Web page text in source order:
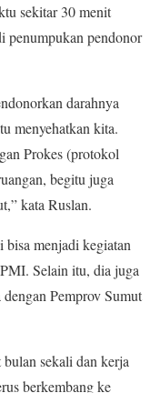
sekitar 30 menit
penumpukan pendonor
darahnya
menyehatkan kita.
Prokes (protokol
begitu juga
kata Ruslan.
bisa menjadi kegiatan
Selain itu, dia juga
Pemprov Sumut
sekali dan kerja
berkembang ke